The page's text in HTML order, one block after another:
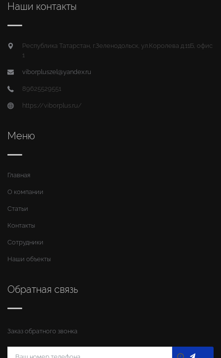
Наши контакты
Республика Татарстан, г.Зеленодольск, ул.Королева д.11Б, офис
1
viborpluszel@yandex.ru
89625529551
https://viborplus.ru/
Меню
Главная
О компании
Статьи
Контакты
Сотрудники
Наши объекты
Обратная связь
Заказ обратного звонка